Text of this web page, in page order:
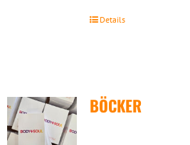
Details
BÖCKER